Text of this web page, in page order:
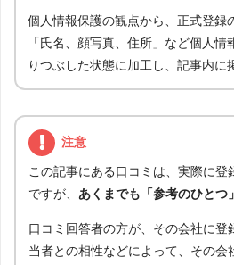
個人情報保護の観点から、正式登録
「氏名、顔写真、住所」など個人
りつぶした状態に加工し、記事内に
注意
この記事にある口コミは、実際に登
ですが、 あくまでも「参考のひとつ
口コミ回答者の方が、その会社に登
当者との相性などによって、その会